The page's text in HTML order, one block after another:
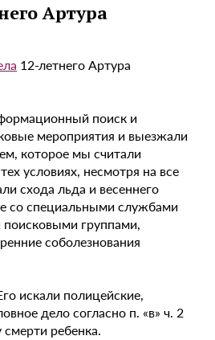
Артура
12-летнего Артура
поиск и
мероприятия и выезжали
которое мы считали
условиях, несмотря на все
схода льда и весеннего
со специальными службами
группами,
соболезнования
искали полицейские,
дело согласно п. «в» ч. 2
ребенка.